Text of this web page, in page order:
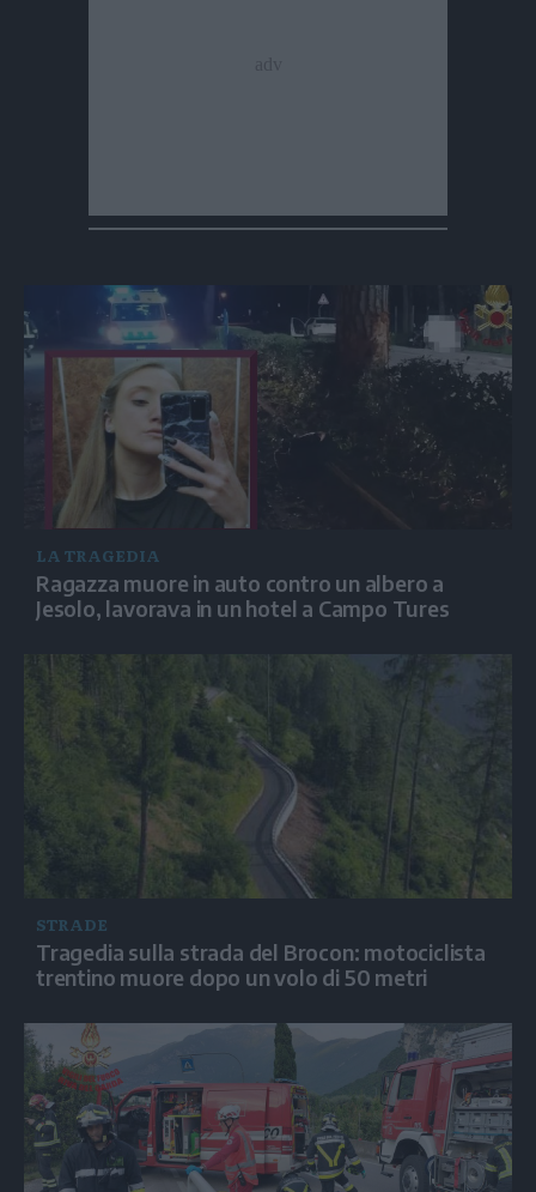
LA TRAGEDIA
Ragazza muore in auto contro un albero a
Jesolo, lavorava in un hotel a Campo Tures
STRADE
Tragedia sulla strada del Brocon: motociclista
trentino muore dopo un volo di 50 metri